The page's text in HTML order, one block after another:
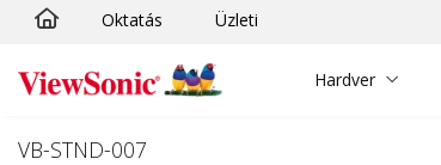
Ugrás a fő tartalomra
Oktatás Üzleti
Hardver
VB-STND-007